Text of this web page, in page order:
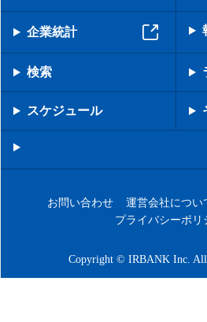
企業統計
検索
スケジュール
お問い合わせ 運営会社につい
プライバシーポリ
Copyright © IRBANK Inc. All